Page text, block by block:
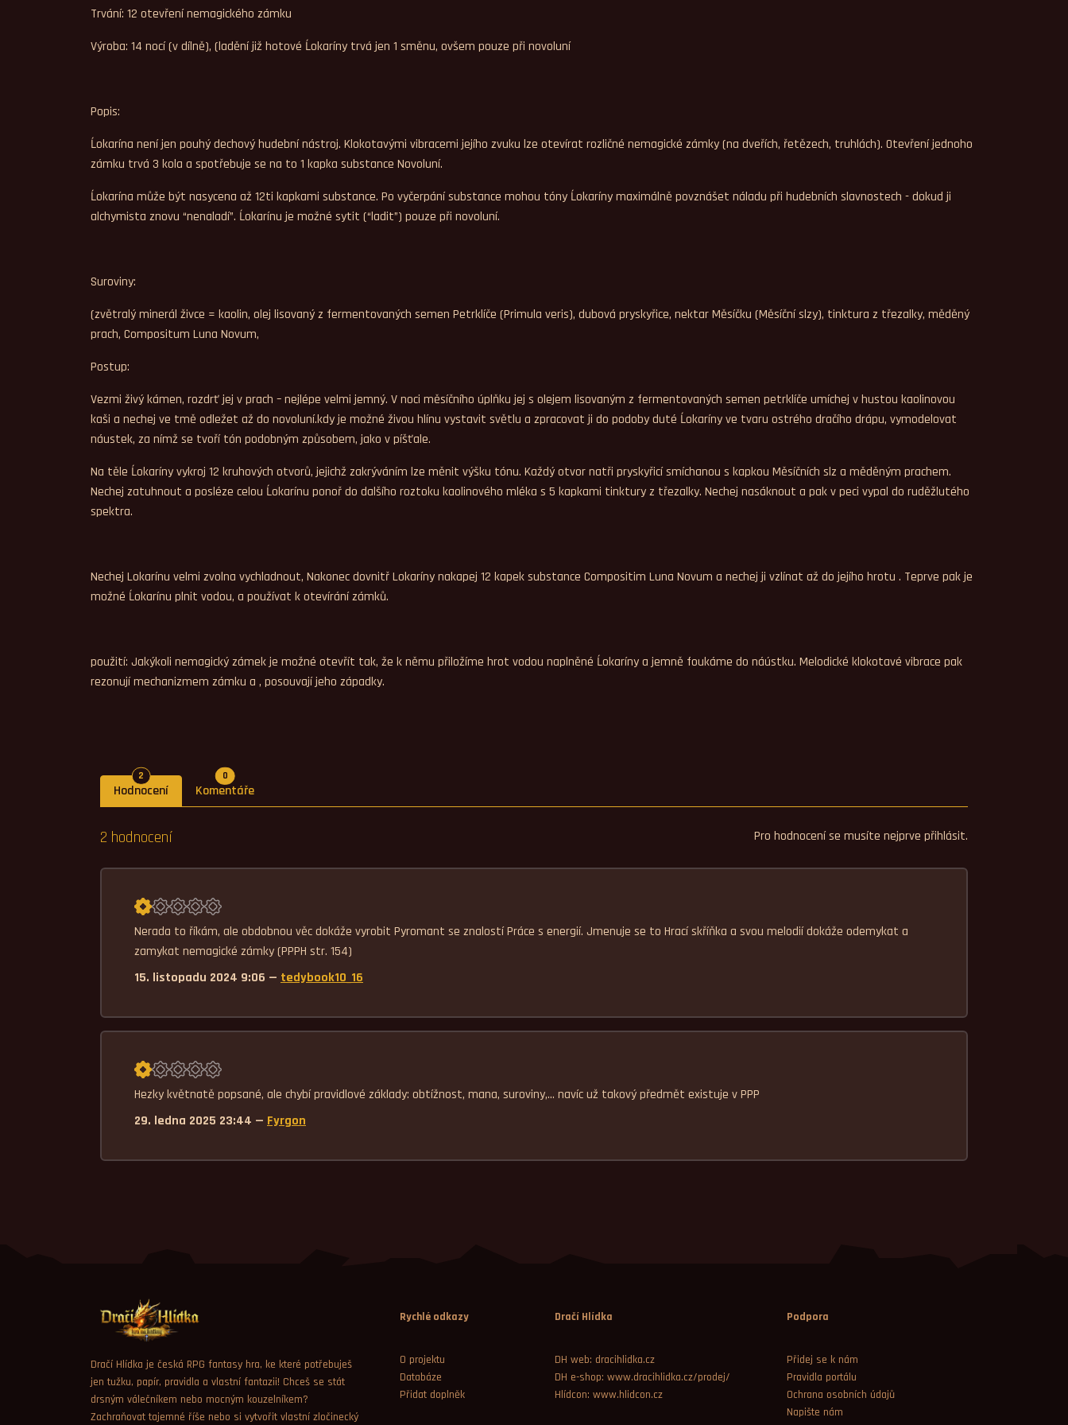
Trvání: 12 otevření nemagického zámku
Výroba: 14 nocí (v dílně), (ladění již hotové Ĺokaríny trvá jen 1 směnu, ovšem pouze při novoluní
Popis:
Ĺokarína není jen pouhý dechový hudební nástroj. Klokotavými vibracemi jejího zvuku lze otevírat rozličné nemagické zámky (na dveřích, řetězech, truhlách). Otevření jednoho
zámku trvá 3 kola a spotřebuje se na to 1 kapka substance Novoluní.
Ĺokarína může být nasycena až 12ti kapkami substance. Po vyčerpání substance mohou tóny Ĺokaríny maximálně povznášet náladu při hudebních slavnostech - dokud ji
alchymista znovu “nenaladí”. Ĺokarínu je možné sytit (“ladit”) pouze při novoluní.
Suroviny:
(zvětralý minerál živce = kaolin, olej lisovaný z fermentovaných semen Petrklíče (Primula veris), dubová pryskyřice, nektar Měsíčku (Měsíční slzy), tinktura z třezalky, měděný
prach, Compositum Luna Novum,
Postup:
Vezmi živý kámen, rozdrť jej v prach – nejlépe velmi jemný. V noci měsíčního úplňku jej s olejem lisovaným z fermentovaných semen petrklíče umíchej v hustou kaolinovou
kaši a nechej ve tmě odležet až do novoluní.kdy je možné živou hlínu vystavit světlu a zpracovat ji do podoby duté Ĺokaríny ve tvaru ostrého dračího drápu, vymodelovat
náustek, za nímž se tvoří tón podobným způsobem, jako v píšťale.
Na těle Ĺokaríny vykroj 12 kruhových otvorů, jejichž zakrýváním lze měnit výšku tónu. Každý otvor natři pryskyřicí smíchanou s kapkou Měsíčních slz a měděným prachem.
Nechej zatuhnout a posléze celou Ĺokarínu ponoř do dalšího roztoku kaolinového mléka s 5 kapkami tinktury z třezalky. Nechej nasáknout a pak v peci vypal do ruděžlutého
spektra.
Nechej Lokarínu velmi zvolna vychladnout, Nakonec dovnitř Lokaríny nakapej 12 kapek substance Compositim Luna Novum a nechej ji vzlínat až do jejího hrotu . Teprve pak je
možné Ĺokarínu plnit vodou, a používat k otevírání zámků.
použití: Jakýkoli nemagický zámek je možné otevřít tak, že k němu přiložíme hrot vodou naplněné Ĺokaríny a jemně foukáme do náústku. Melodické klokotavé vibrace pak
rezonují mechanizmem zámku a , posouvají jeho západky.
Hodnocení
2 Počet hodnocení
Komentáře
0Počet komentářů
Pro hodnocení se musíte nejprve přihlásit.
2 hodnocení
Průměrné hodnocení 1,0.
Nerada to říkám, ale obdobnou věc dokáže vyrobit Pyromant se znalostí Práce s energií. Jmenuje se to Hrací skříňka a svou melodií dokáže odemykat a
zamykat nemagické zámky (PPPH str. 154)
15. listopadu 2024 9:06 — tedybook10_16
Průměrné hodnocení 1,0.
Hezky květnatě popsané, ale chybí pravidlové základy: obtížnost, mana, suroviny,... navíc už takový předmět existuje v PPP
29. ledna 2025 23:44 — Fyrgon
Dračí Hlídka je česká RPG fantasy hra, ke které potřebuješ
jen tužku, papír, pravidla a vlastní fantazii! Chceš se stát
drsným válečníkem nebo mocným kouzelníkem?
Zachraňovat tajemné říše nebo si vytvořit vlastní zločinecký
Rychlé odkazy
O projektu
Databáze
Přidat doplněk
Dračí Hlídka
DH web: dracihlidka.cz
DH e-shop: www.dracihlidka.cz/prodej/
Hlídcon: www.hlidcon.cz
Podpora
Přidej se k nám
Pravidla portálu
Ochrana osobních údajů
Napište nám